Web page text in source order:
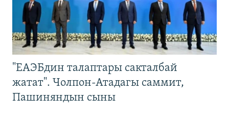
"ЕАЭБдин талаптары сакталбай
жатат". Чолпон-Атадагы саммит,
Пашиняндын сыны